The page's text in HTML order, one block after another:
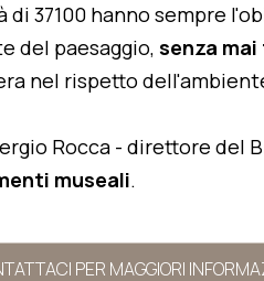
di 37100 hanno sempre
del paesaggio, senza
nel rispetto
Rocca - direttore del
museali.
PER MAGGIORI